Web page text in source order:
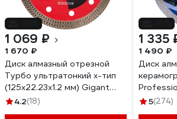
1 069 ₽
1 670 ₽
Диск алмазный отрезной
Турбо ультратонкий х-тип
(125x22.23х1.2 мм) Gigant
Gd-2512
4.2(18)
1 335
1 490 ₽
Диск
5(274)